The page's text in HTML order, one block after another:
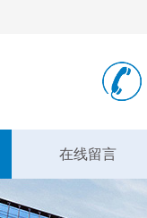
在线留言